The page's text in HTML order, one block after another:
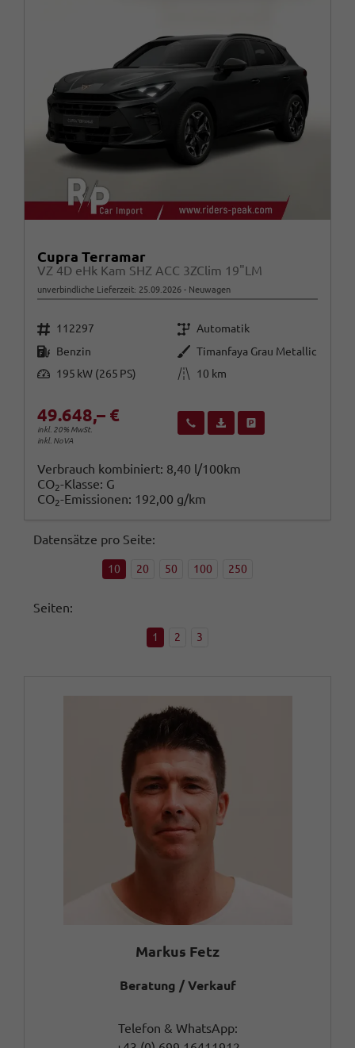
Cupra Terramar
VZ 4D eHk Kam SHZ ACC 3ZClim 19"LM
unverbindliche Lieferzeit: 25.09.2026 Neuwagen
Fahrzeugnr. 112297 Getriebe Automatik
Kraftstoff Benzin Außenfarbe Timanfaya Grau Metallic
Leistung 195 kW (265 PS) Kilometerstand 10 km
49.648,– €
inkl. 20% MwSt.
inkl. NoVA
Wir rufen Sie anFahrzeugexposé (PDF)
Verbrauch kombiniert: 8,40 l/100km
CO2-Klasse: G
CO2-Emissionen: 192,00 g/km
Datensätze pro Seite:
10 20 50 100 250
Seiten:
1 2 3
Markus Fetz
Beratung / Verkauf
Telefon & WhatsApp: